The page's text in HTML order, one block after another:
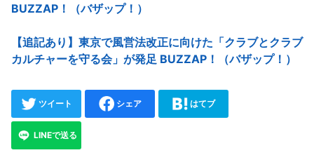
BUZZAP！（バザップ！）
【追記あり】東京で風営法改正に向けた「クラブとクラブ
カルチャーを守る会」が発足 BUZZAP！（バザップ！）
ツイート シェア はてブ
LINEで送る